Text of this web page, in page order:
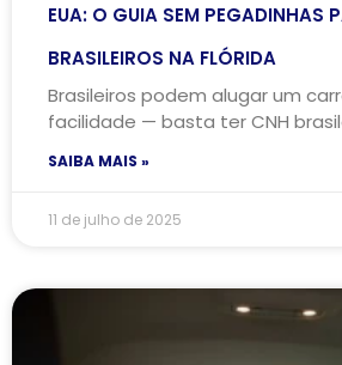
EUA: O GUIA SEM PEGADINHAS
BRASILEIROS NA FLÓRIDA
Brasileiros podem alugar um
facilidade — basta ter CNH
SAIBA MAIS »
11 de julho de 2025